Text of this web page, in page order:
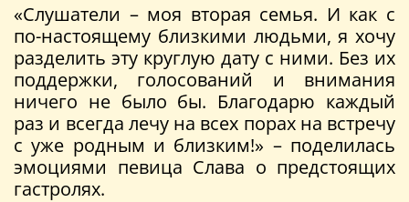
«Слушатели – моя вторая семья. И как с
по-настоящему близкими людьми, я хочу
разделить эту круглую дату с ними. Без их
поддержки, голосований и внимания
ничего не было бы. Благодарю каждый
раз и всегда лечу на всех порах на встречу
с уже родным и близким!» – поделилась
эмоциями певица Слава о предстоящих
гастролях.